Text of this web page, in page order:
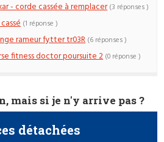
- corde cassée à remplacer (3 réponses )
(1 réponse )
rameur fytter tr03R (6 réponses )
fitness doctor poursuite 2 (0 réponse )
mais si je n'y arrive pas ?
détachées